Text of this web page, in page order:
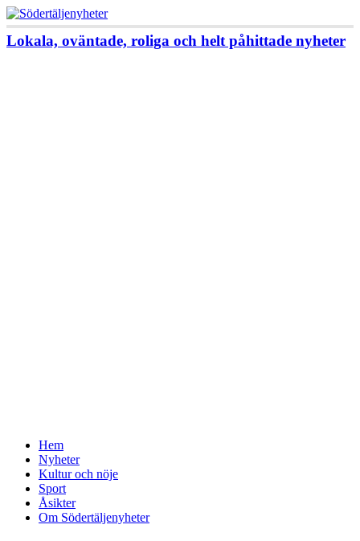
Lokala, oväntade, roliga och helt påhittade nyheter
Hem
Nyheter
Kultur och nöje
Sport
Åsikter
Om Södertäljenyheter